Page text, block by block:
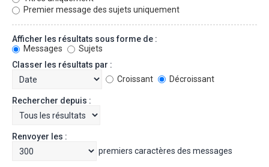
Premier message des sujets uniquement
Afficher les résultats sous forme de :
Messages
Sujets
Classer les résultats par :
Croissant
Décroissant
Rechercher depuis :
Renvoyer les :
premiers caractères des messages